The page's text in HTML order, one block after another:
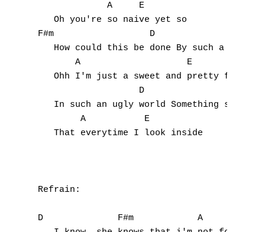
             A     E
   Oh you're so naive yet so
F#m                  D
How could this be done By such a
       A                    E       F#m
   Ohh I'm just a sweet and pretty face
                   D                  E
In such an ugly world Something so
        A           E
   That everytime I look inside
Refrain:
D              F#m            A